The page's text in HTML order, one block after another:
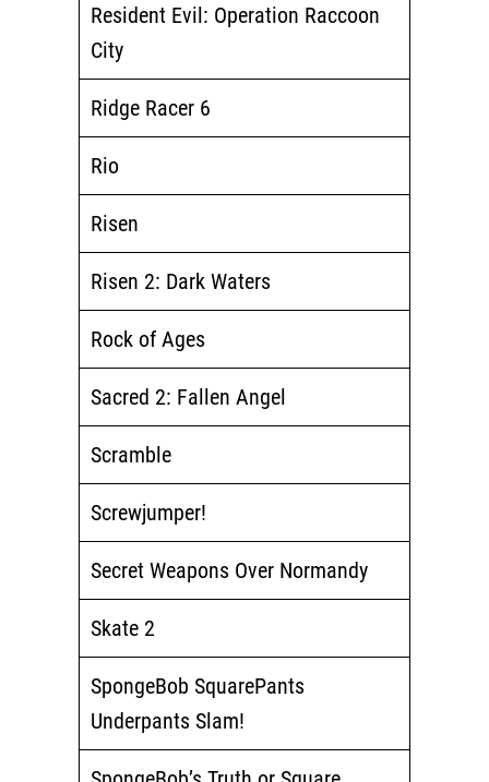
Resident Evil: Operation Raccoon
City
Ridge Racer 6
Rio
Risen
Risen 2: Dark Waters
Rock of Ages
Sacred 2: Fallen Angel
Scramble
Screwjumper!
Secret Weapons Over Normandy
Skate 2
SpongeBob SquarePants
Underpants Slam!